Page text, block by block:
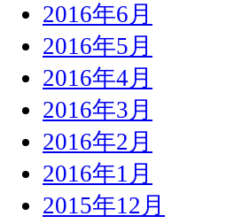
2016年6月
2016年5月
2016年4月
2016年3月
2016年2月
2016年1月
2015年12月